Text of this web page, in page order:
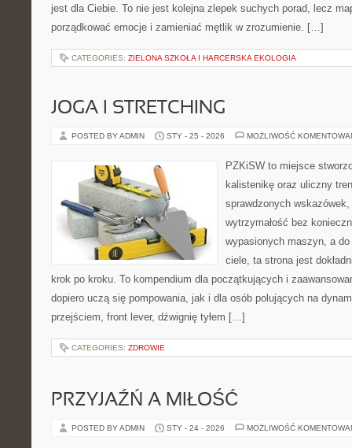
jest dla Ciebie. To nie jest kolejna zlepek suchych porad, lecz
porządkować emocje i zamieniać mętlik w zrozumienie. […]
CATEGORIES: ZIELONA SZKOŁA I HARCERSKA EKOLOGIA
JOGA I STRETCHING
POSTED BY ADMIN STY - 25 - 2026 MOŻLIWOŚĆ
PZKiSW to miejsce
kalistenikę oraz uliczny
sprawdzonych
wytrzymałość bez
wypasionych maszyn, a
ciele, ta strona jest
krok po kroku. To kompendium dla początkujących i
dopiero uczą się pompowania, jak i dla osób polujących na
przejściem, front lever, dźwignię tyłem […]
CATEGORIES: ZDROWIE
PRZYJAŹŃ A MIŁOŚĆ
POSTED BY ADMIN STY - 24 - 2026 MOŻLIWOŚĆ